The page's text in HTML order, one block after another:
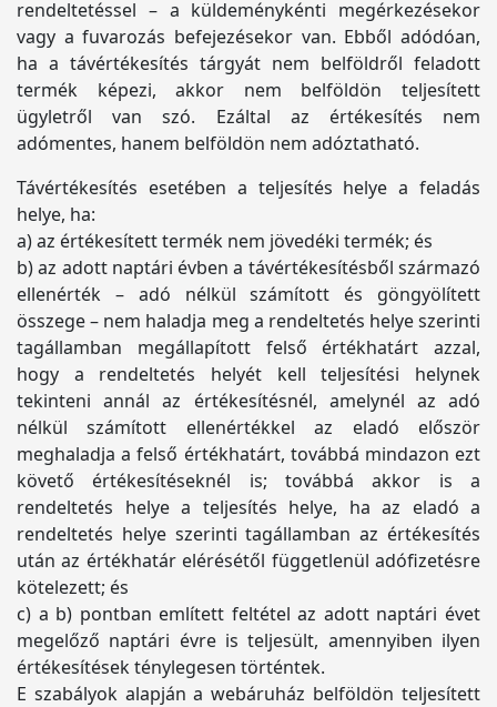
rendeltetéssel – a küldeménykénti megérkezésekor
vagy a fuvarozás befejezésekor van. Ebből adódóan,
ha a távértékesítés tárgyát nem belföldről feladott
termék képezi, akkor nem belföldön teljesített
ügyletről van szó. Ezáltal az értékesítés nem
adómentes, hanem belföldön nem adóztatható.
Távértékesítés esetében a teljesítés helye a feladás
helye, ha:
a) az értékesített termék nem jövedéki termék; és
b) az adott naptári évben a távértékesítésből származó
ellenérték – adó nélkül számított és göngyölített
összege – nem haladja meg a rendeltetés helye szerinti
tagállamban megállapított felső értékhatárt azzal,
hogy a rendeltetés helyét kell teljesítési helynek
tekinteni annál az értékesítésnél, amelynél az adó
nélkül számított ellenértékkel az eladó először
meghaladja a felső értékhatárt, továbbá mindazon ezt
követő értékesítéseknél is; továbbá akkor is a
rendeltetés helye a teljesítés helye, ha az eladó a
rendeltetés helye szerinti tagállamban az értékesítés
után az értékhatár elérésétől függetlenül adófizetésre
kötelezett; és
c) a b) pontban említett feltétel az adott naptári évet
megelőző naptári évre is teljesült, amennyiben ilyen
értékesítések ténylegesen történtek.
E szabályok alapján a webáruház belföldön teljesített